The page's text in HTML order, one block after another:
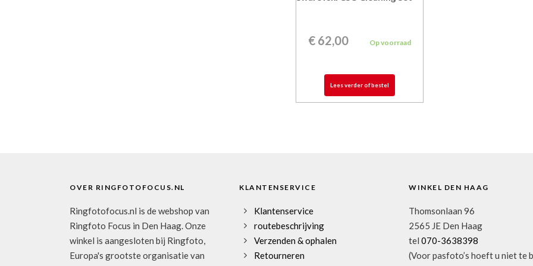
€ 62,00 Op voorraad
Lees verder of bestel
OVER RINGFOTOFOCUS.NL
Ringfotofocus.nl is de webshop van
Ringfoto Focus in Den Haag. Onze
winkel is aangesloten bij Ringfoto,
Europa's grootste organisatie van
KLANTENSERVICE
Klantenservice
routebeschrijving
Verzenden & ophalen
Retourneren
WINKEL DEN HAAG
Thomsonlaan 96
2565 JE Den Haag
tel 070-3638398
(Voor pasfoto’s hoeft u niet te